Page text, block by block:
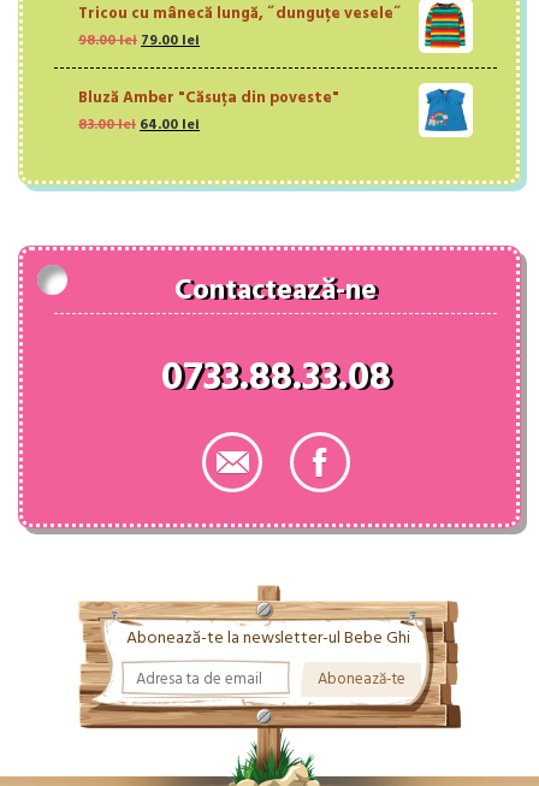
fost:
74.52 lei.
67.00 lei.
Tricou cu mânecă lungă, ˝dunguțe vesele˝
98.00lei Prețul
fost:
98.00 lei.
79.00lei
79.00 lei.
Bluză Amber "Căsuța din poveste"
83.00lei Prețul
fost:
64.00lei
64.00 lei.
Contactează-ne
0733.88.33.08
Abonează-te la newsletter-ul Bebe Ghi